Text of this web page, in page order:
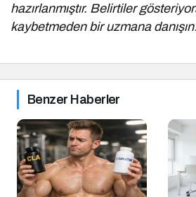
hazırlanmıştır. Belirtiler
kaybetmeden bir uzmana danışın.
Benzer Haberler